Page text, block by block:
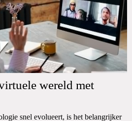
wereld met
snel evolueert, is het belangrijker